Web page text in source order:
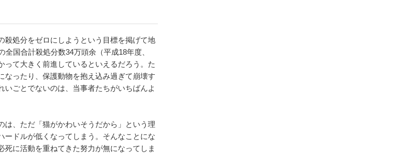
殺処分をゼロにしようという目標を掲げて地
国合計殺処分数34万頭余（平成18年度、
て大きく前進しているといえるだろう。た
なったり、保護動物を抱え込み過ぎて崩壊す
ごとでないのは、当事者たちがいちばんよ
は、ただ「猫がかわいそうだから」という理
ードルが低くなってしまう。そんなことにな
に活動を重ねてきた努力が無になってしま